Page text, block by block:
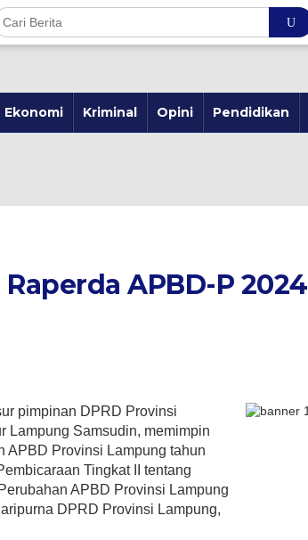
Ekonomi Kriminal Opini Pendidikan
APBD-P 2024
pimpinan DPRD Provinsi
Lampung Samsudin, memimpin
APBD Provinsi Lampung tahun
Tingkat II tentang
APBD Provinsi Lampung
DPRD Provinsi Lampung,